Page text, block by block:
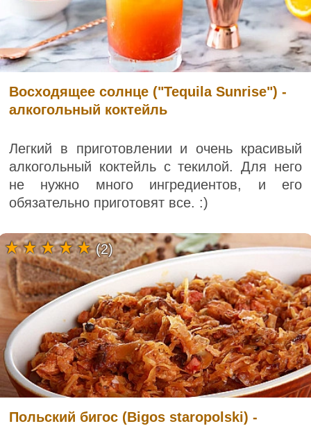
Восходящее солнце ("Tequila Sunrise") -
алкогольный коктейль
Легкий в приготовлении и очень красивый
алкогольный коктейль с текилой. Для него
не нужно много ингредиентов, и его
обязательно приготовят все. :)
Польский бигос (Bigos staropolski) -
(2)